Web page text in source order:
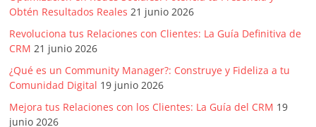
Obtén Resultados Reales 21 junio 2026
Revoluciona tus Relaciones con Clientes: La Guía Definitiva de
CRM 21 junio 2026
¿Qué es un Community Manager?: Construye y Fideliza a tu
Comunidad Digital 19 junio 2026
Mejora tus Relaciones con los Clientes: La Guía del CRM 19
junio 2026